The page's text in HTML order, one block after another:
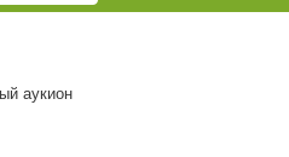
аукион